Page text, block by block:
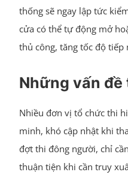
thống sẽ ngay lập tức
cửa có thể tự động mở
thủ công, tăng tốc độ
Những vấn
Nhiều đơn vị tổ chức thi
minh, khó cập nhật khi
đợt thi đông người, chỉ
thuận tiện khi cần truy